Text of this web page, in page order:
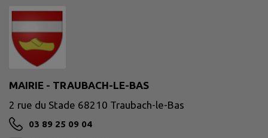
MAIRIE - TRAUBACH-LE-BAS
2 rue du Stade 68210 Traubach-le-Bas
03 89 25 09 04